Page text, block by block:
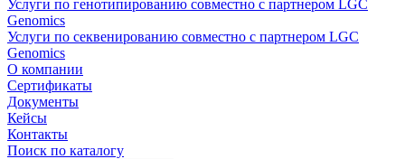
Услуги по генотипированию совместно с партнером LGC
Genomics
Услуги по секвенированию совместно с партнером LGC
Genomics
О компании
Сертификаты
Документы
Кейсы
Контакты
Поиск по каталогу